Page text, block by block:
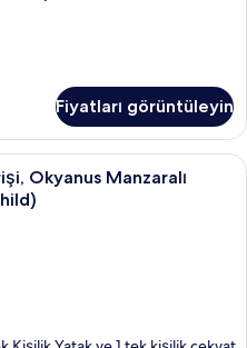
Fiyatları görüntüleyin
Minibar, odada kasa, masa, güneşlik/
Okyanus Manzaralı